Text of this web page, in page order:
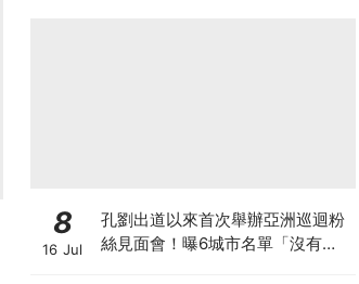
8
16 Jul
孔劉出道以來首次舉辦亞洲巡迴粉
絲見面會！曝6城市名單「沒有台